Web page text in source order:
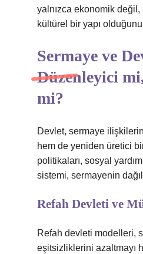
yalnızca ekonomik değil,
kültürel bir yapı
Sermaye ve
Düzenleyici
mi?
Devlet, sermaye
hem de yeniden üretici
politikaları, sosyal
sistemi, sermayenin
Refah Devleti ve
Refah devleti modelleri,
eşitsizliklerini azaltmayı